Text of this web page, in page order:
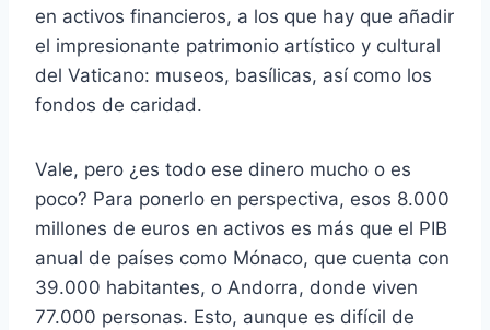
en activos financieros, a los que hay que añadir
el impresionante patrimonio artístico y cultural
del Vaticano: museos, basílicas, así como los
fondos de caridad.
Vale, pero ¿es todo ese dinero mucho o es
poco? Para ponerlo en perspectiva, esos 8.000
millones de euros en activos es más que el PIB
anual de países como Mónaco, que cuenta con
39.000 habitantes, o Andorra, donde viven
77.000 personas. Esto, aunque es difícil de